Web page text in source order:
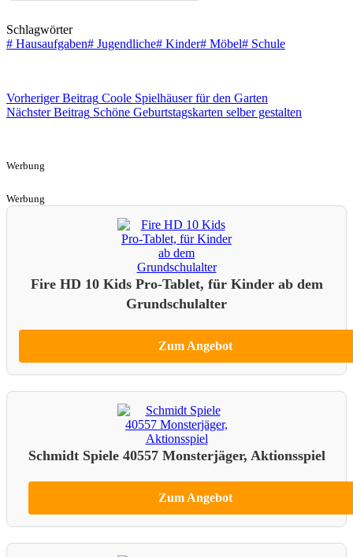
Schlagwörter
# Hausaufgaben# Jugendliche# Kinder# Möbel# Schule
VorherigerBeitrag Coole Spielhäuser für den Garten
NächsterBeitrag Schöne Geburtstagskarten selber gestalten
Werbung
Werbung
Fire HD 10 Kids Pro-Tablet, für Kinder ab dem
Grundschulalter
Zum Angebot
Schmidt Spiele 40557 Monsterjäger, Aktionsspiel
Zum Angebot